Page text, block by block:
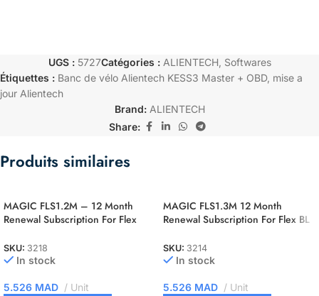
UGS : 5727Catégories : ALIENTECH Softwares
Étiquettes : Banc de vélo Alientech KESS3 Master + OBD, mise a
jour Alientech
Brand: ALIENTECH
Share:
Produits similaires
MAGIC FLS1.2M – 12 Month
Renewal Subscription For Flex
SKU: 3218
In stock
5.526 MAD Unit
MAGIC FLS1.3M 12 Month
Renewal Subscription For Flex BL
SKU: 3214
In stock
5.526 MAD Unit